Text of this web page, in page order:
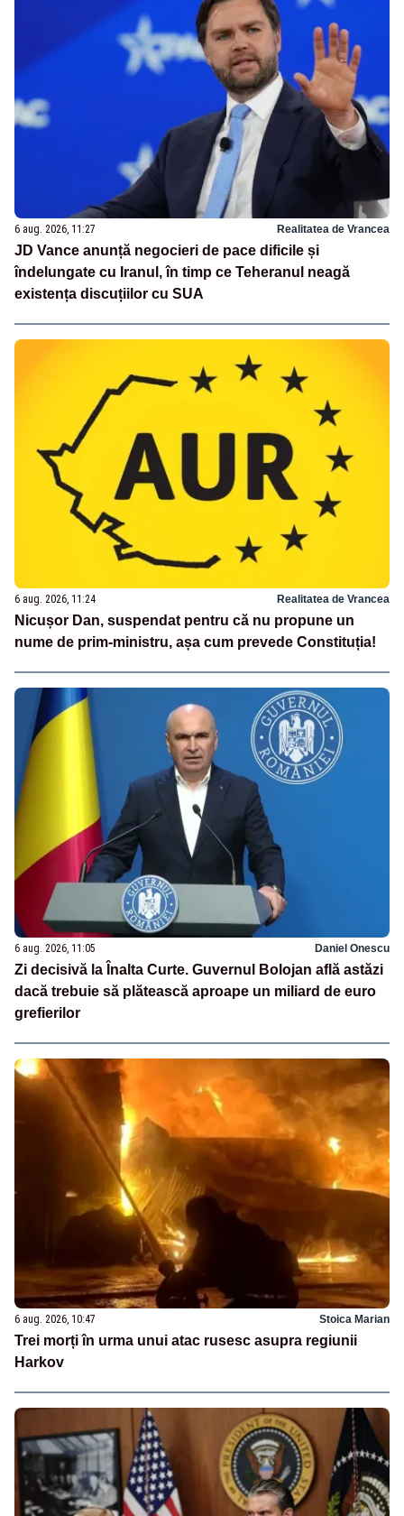
6 aug. 2026, 11:27 Realitatea de Vrancea
JD Vance anunță negocieri de pace dificile și
îndelungate cu Iranul, în timp ce Teheranul neagă
existența discuțiilor cu SUA
6 aug. 2026, 11:24 Realitatea de Vrancea
Nicușor Dan, suspendat pentru că nu propune un
nume de prim-ministru, așa cum prevede Constituția!
6 aug. 2026, 11:05 Daniel Onescu
Zi decisivă la Înalta Curte. Guvernul Bolojan află astăzi
dacă trebuie să plătească aproape un miliard de euro
grefierilor
6 aug. 2026, 10:47 Stoica Marian
Trei morți în urma unui atac rusesc asupra regiunii
Harkov